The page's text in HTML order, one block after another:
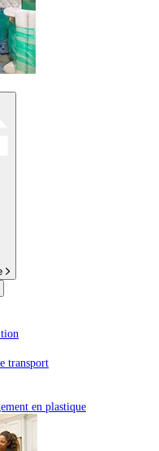
transport
en plastique